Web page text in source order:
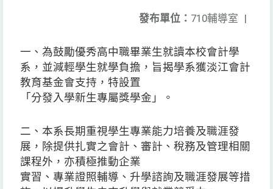
發布單位： 710輔導室 |
一、為鼓勵優秀高中職畢業生就讀本校會計學
系，並減輕學生就學負擔，旨揭學系獲淡江會計
教育基金會支持，特設置
「分發入學新生專屬獎學金」。
二、本系長期重視學生專業能力培養及職涯發
展，除提供扎實之會計、審計、稅務及管理相關
課程外，亦積極推動企業
實習、專業證照輔導、升學諮詢及職涯發展等措